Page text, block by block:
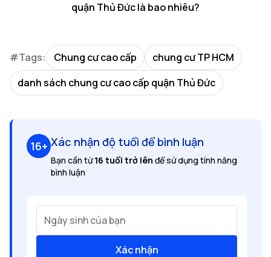
quận Thủ Đức là bao nhiêu?
#Tags: Chung cư cao cấp
chung cư TP HCM
danh sách chung cư cao cấp quận Thủ Đức
16+ Xác nhận độ tuổi để bình luận
Bạn cần từ16 tuổi trở lên để sử dụng tính năng
bình luận
Ngày sinh của bạn
Xác nhận